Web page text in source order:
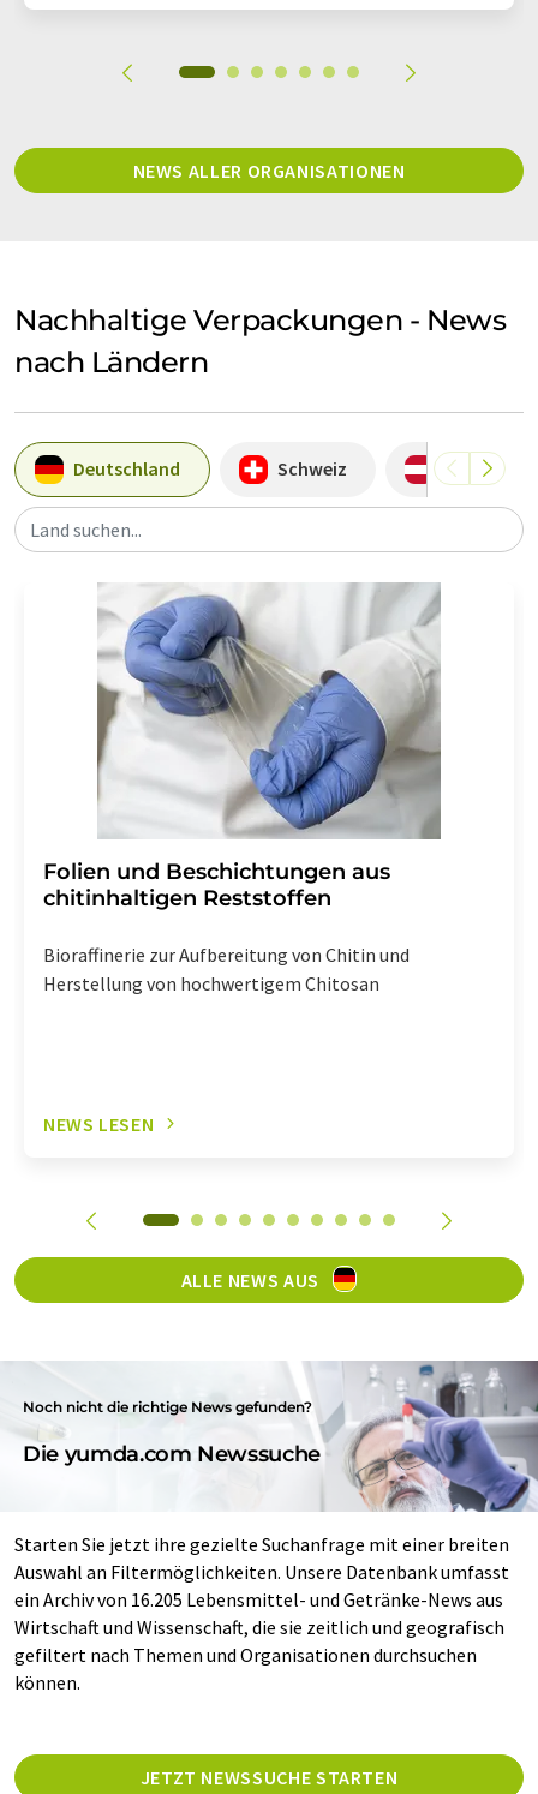
NEWS ALLER ORGANISATIONEN
Nachhaltige Verpackungen - News
nach Ländern
Deutschland Schweiz Österreich
Land suchen...
Folien und Beschichtungen aus
chitinhaltigen Reststoffen
Bioraffinerie zur Aufbereitung von Chitin und
Herstellung von hochwertigem Chitosan
NEWS LESEN
ALLE NEWS AUS
Noch nicht die richtige News gefunden?
Die yumda.com Newssuche
Starten Sie jetzt ihre gezielte Suchanfrage mit einer breiten
Auswahl an Filtermöglichkeiten. Unsere Datenbank umfasst
ein Archiv von 16.205 Lebensmittel- und Getränke-News aus
Wirtschaft und Wissenschaft, die sie zeitlich und geografisch
gefiltert nach Themen und Organisationen durchsuchen
können.
JETZT NEWSSUCHE STARTEN